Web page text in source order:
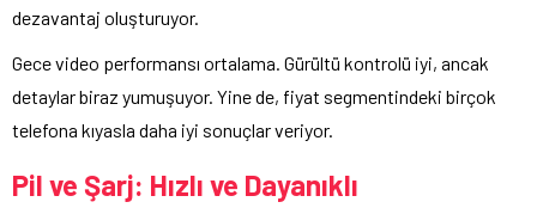
dezavantaj oluşturuyor.
Gece video performansı ortalama. Gürültü kontrolü iyi, ancak
detaylar biraz yumuşuyor. Yine de, fiyat segmentindeki birçok
telefona kıyasla daha iyi sonuçlar veriyor.
Pil ve Şarj: Hızlı ve Dayanıklı